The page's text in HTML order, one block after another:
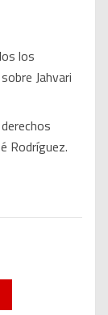
los
Jahvari
Rodríguez.